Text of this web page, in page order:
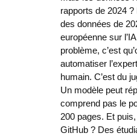
rapports de 2024
des données de
européenne sur
problème, c’est
automatiser
humain. C’est du
Un modèle peut
comprend pas le
200 pages. Et
GitHub ? Des